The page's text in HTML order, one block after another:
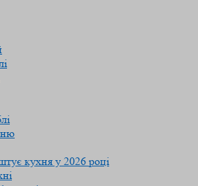
кухня у 2026 році